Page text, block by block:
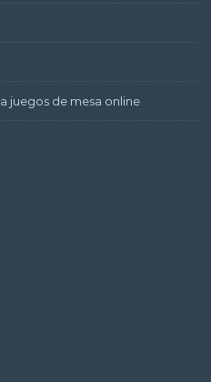
juegos de mesa online